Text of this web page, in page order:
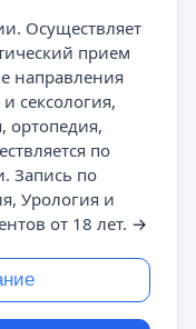
Осуществляет
прием
направления
сексология,
ортопедия,
по
Запись по
Урология и
от 18 лет. →